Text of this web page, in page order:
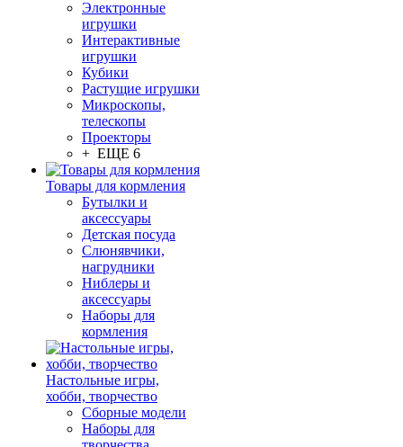
Электронные
игрушки
Интерактивные
игрушки
Кубики
Растущие игрушки
Микроскопы,
телескопы
Проекторы
+ ЕЩЕ 6
Товары для кормления
Бутылки и
аксессуары
Детская посуда
Слюнявчики,
нагрудники
Ниблеры и
аксессуары
Наборы для
кормления
Настольные игры,
хобби, творчество
Сборные модели
Наборы для